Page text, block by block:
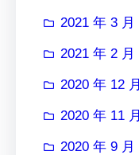
2021 年 3 月
2021 年 2 月
2020 年 12 月
2020 年 11 月
2020 年 9 月